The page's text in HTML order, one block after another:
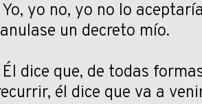
Yo, yo no, yo no lo
un decreto mío.
Él dice que, de todas
él dice que va a